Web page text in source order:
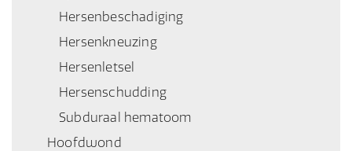
Hersenbeschadiging
Hersenkneuzing
Hersenletsel
Hersenschudding
Subduraal hematoom
Hoofdwond